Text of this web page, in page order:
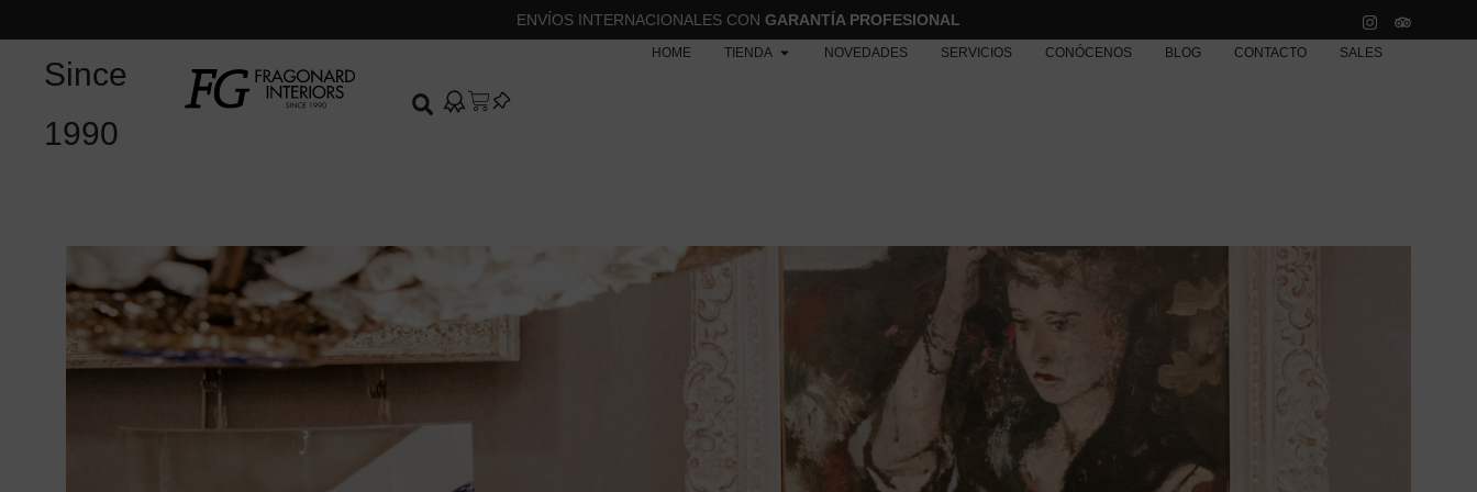
ENVÍOS INTERNACIONALES CON GARANTÍA PROFESIONAL
Since
1990
HOME TIENDA NOVEDADES SERVICIOS CONÓCENOS BLOG CONTACTO SALES